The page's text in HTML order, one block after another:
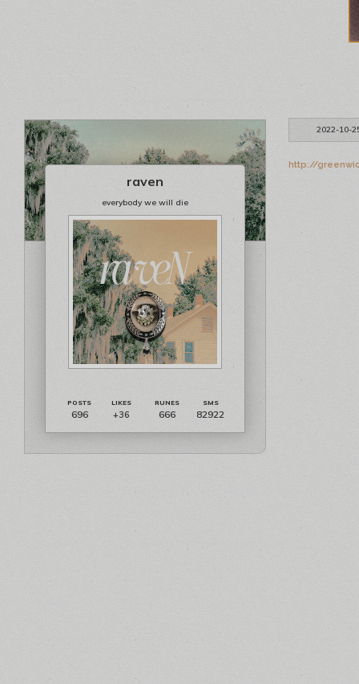
2022-10-
raven
everybody we will die
696 +36 666 82922
http://